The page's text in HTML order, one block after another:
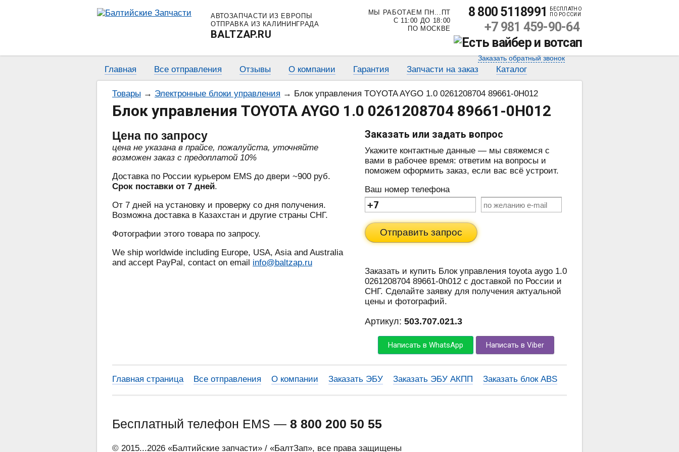
АВТОЗАПЧАСТИ ИЗ ЕВРОПЫ
ОТПРАВКА ИЗ КАЛИНИНГРАДА
BALTZAP.RU
МЫ РАБОТАЕМ ПН...ПТ
С 11:00 ДО 18:00
ПО МОСКВЕ
8 800 5118991
БЕСПЛАТНО
ПО РОССИИ
+7 981 459-90-64
Заказать обратный звонок
Главная Все отправления Отзывы О компании Гарантия Запчасти на заказ Каталог
Товары → Электронные блоки управления → Блок управления TOYOTA AYGO 1.0 0261208704 89661-0H012
Блок управления TOYOTA AYGO 1.0 0261208704 89661-0H012
Цена по запросу
цена не указана в прайсе, пожалуйста, уточняйте
возможен заказ с предоплатой 10%
Доставка по России курьером EMS до двери ~900 руб.
Срок поставки от 7 дней.
От 7 дней на установку и проверку со дня получения.
Возможна доставка в Казахстан и другие страны СНГ.
Фотографии этого товара по запросу.
We ship worldwide including Europe, USA, Asia and Australia
and accept PayPal, contact on email info@baltzap.ru
Заказать или задать вопрос
Укажите контактные данные — мы свяжемся с
вами в рабочее время: ответим на вопросы и
поможем оформить заказ, если вас всё устроит.
Ваш номер телефона
Отправить запрос
Заказать и купить Блок управления toyota aygo 1.0
0261208704 89661-0h012 с доставкой по России и
СНГ. Сделайте заявку для получения актуальной
цены и фотографий.
Артикул: 503.707.021.3
Написать в WhatsApp Написать в Viber
Главная страница Все отправления О компании Заказать ЭБУ Заказать ЭБУ АКПП Заказать блок ABS
Бесплатный телефон EMS — 8 800 200 50 55
© 2015...2026 «Балтийские запчасти» / «БалтЗап», все права защищены